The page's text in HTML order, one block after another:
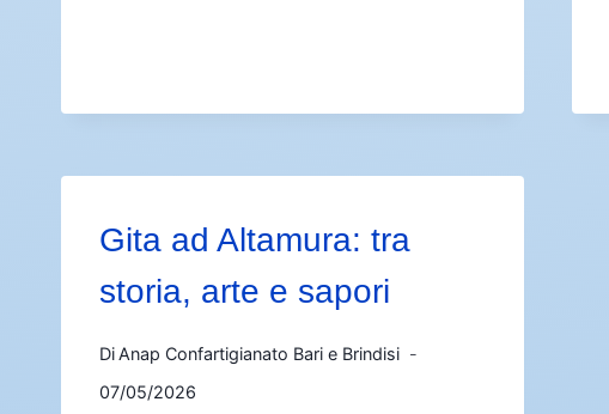
Gita ad Altamura: tra
storia, arte e sapori
DiAnap Confartigianato Bari e Brindisi
07/05/2026